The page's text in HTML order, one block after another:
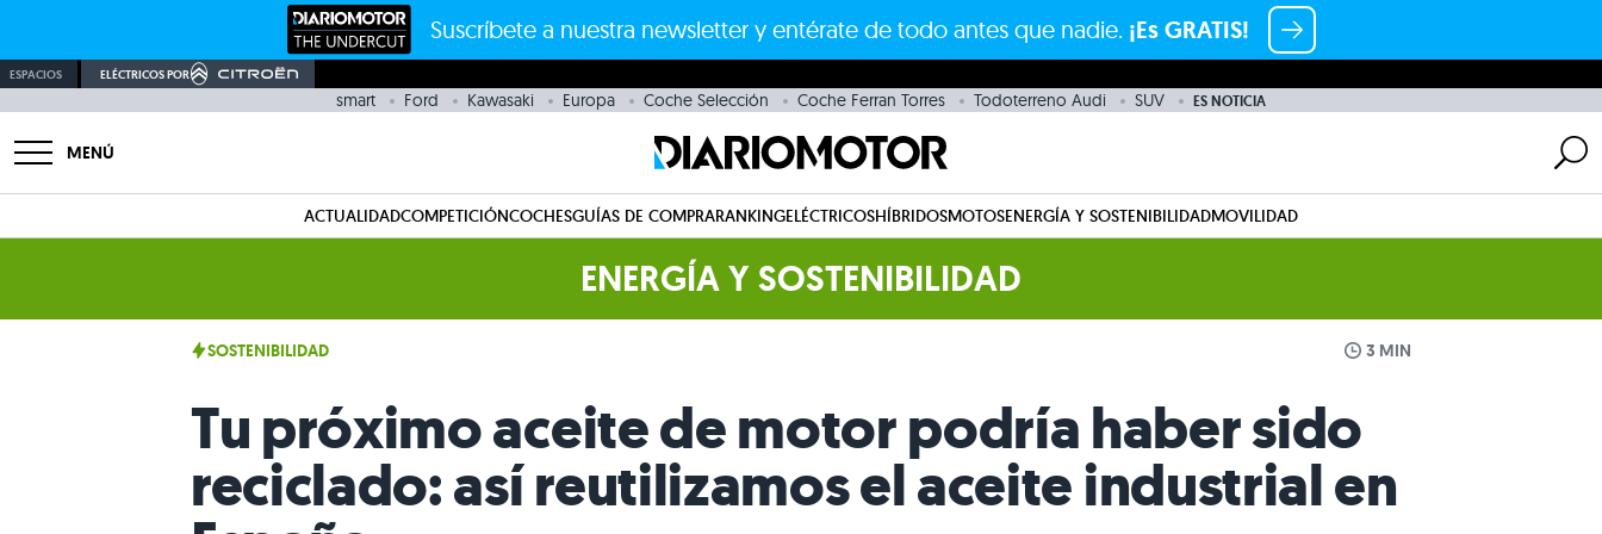
Suscríbete a nuestra newsletter y entérate de todo antes que nadie. ¡Es GRATIS!
ESPACIOS ELÉCTRICOS POR
smart Ford Kawasaki Europa Coche Selección Coche Ferran Torres Todoterreno Audi SUV ES NOTICIA
MENÚ
ACTUALIDADCOMPETICIÓNCOCHESGUÍAS DE COMPRARANKINGELÉCTRICOSHÍBRIDOSMOTOSENERGÍA Y SOSTENIBILIDADMOVILIDAD
ENERGÍA Y SOSTENIBILIDAD
SOSTENIBILIDAD 3 MIN
Tu próximo aceite de motor podría haber sido
reciclado: así reutilizamos el aceite industrial en